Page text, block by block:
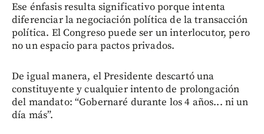
Ese énfasis resulta significativo porque intenta
diferenciar la negociación política de la transacción
política. El Congreso puede ser un interlocutor, pero
no un espacio para pactos privados.
De igual manera, el Presidente descartó una
constituyente y cualquier intento de prolongación
del mandato: “Gobernaré durante los 4 años... ni un
día más”.